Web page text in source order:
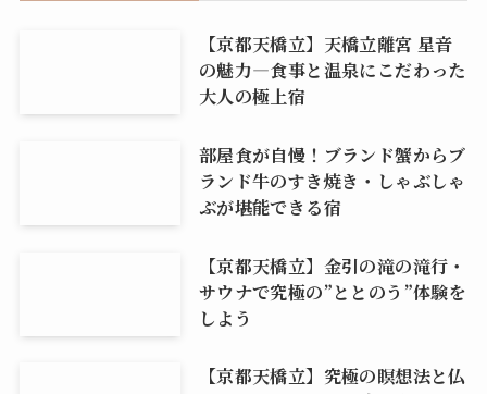
【京都天橋立】天橋立離宮 星音
の魅力―食事と温泉にこだわった
大人の極上宿
部屋食が自慢！ブランド蟹からブ
ランド牛のすき焼き・しゃぶしゃ
ぶが堪能できる宿
【京都天橋立】金引の滝の滝行・
サウナで究極の”ととのう”体験を
しよう
【京都天橋立】究極の瞑想法と仏